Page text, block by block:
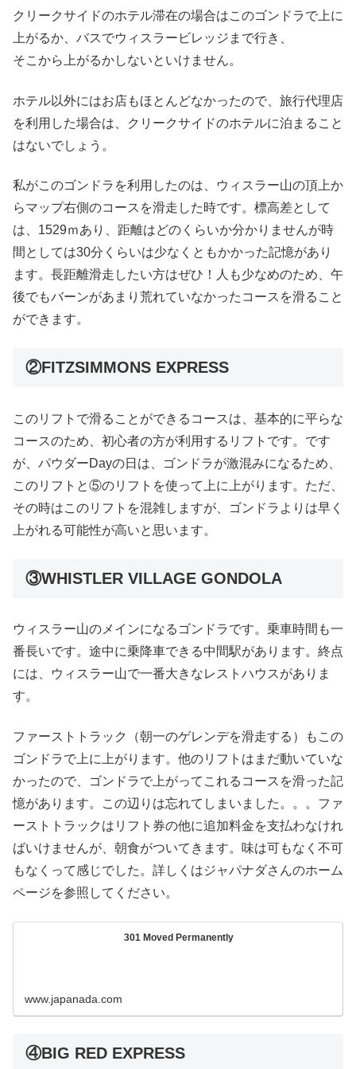
クリークサイドのホテル滞在の場合はこのゴンドラで上に
上がるか、バスでウィスラービレッジまで行き、
そこから上がるかしないといけません。
ホテル以外にはお店もほとんどなかったので、旅行代理店
を利用した場合は、クリークサイドのホテルに泊まること
はないでしょう。
私がこのゴンドラを利用したのは、ウィスラー山の頂上か
らマップ右側のコースを滑走した時です。標高差として
は、1529ｍあり、距離はどのくらいか分かりませんが時
間としては30分くらいは少なくともかかった記憶があり
ます。長距離滑走したい方はぜひ！人も少なめのため、午
後でもバーンがあまり荒れていなかったコースを滑ること
ができます。
②FITZSIMMONS EXPRESS
このリフトで滑ることができるコースは、基本的に平らな
コースのため、初心者の方が利用するリフトです。です
が、パウダーDayの日は、ゴンドラが激混みになるため、
このリフトと⑤のリフトを使って上に上がります。ただ、
その時はこのリフトを混雑しますが、ゴンドラよりは早く
上がれる可能性が高いと思います。
③WHISTLER VILLAGE GONDOLA
ウィスラー山のメインになるゴンドラです。乗車時間も一
番長いです。途中に乗降車できる中間駅があります。終点
には、ウィスラー山で一番大きなレストハウスがありま
す。
ファーストトラック（朝一のゲレンデを滑走する）もこの
ゴンドラで上に上がります。他のリフトはまだ動いていな
かったので、ゴンドラで上がってこれるコースを滑った記
憶があります。この辺りは忘れてしまいました。。。ファ
ーストトラックはリフト券の他に追加料金を支払わなけれ
ばいけませんが、朝食がついてきます。味は可もなく不可
もなくって感じでした。詳しくはジャパナダさんのホーム
ページを参照してください。
301 Moved Permanently
www.japanada.com
④BIG RED EXPRESS